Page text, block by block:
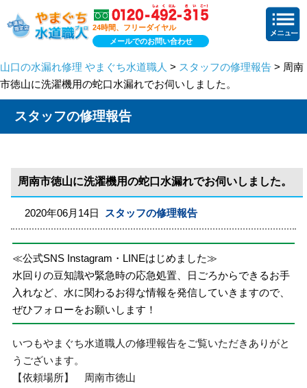
24時間、フリーダイヤル
メールでのお問い合わせ
山口の水漏れ修理 やまぐち水道職人 > スタッフの修理報告 > 周南
市徳山に洗濯機用の蛇口水漏れでお伺いしました。
スタッフの修理報告
周南市徳山に洗濯機用の蛇口水漏れでお伺いしました。
2020年06月14日 スタッフの修理報告
≪公式SNS Instagram・LINEはじめました≫
水回りの豆知識や緊急時の応急処置、日ごろからできるお手
入れなど、水に関わるお得な情報を発信していきますので、
ぜひフォローをお願いします！
いつもやまぐち水道職人の修理報告をご覧いただきありがと
うございます。
【依頼場所】 周南市徳山